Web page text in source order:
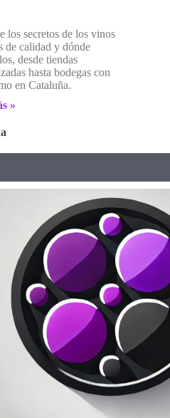
los secretos de los vinos
de calidad y dónde
desde tiendas
hasta bodegas con
en Cataluña.
»